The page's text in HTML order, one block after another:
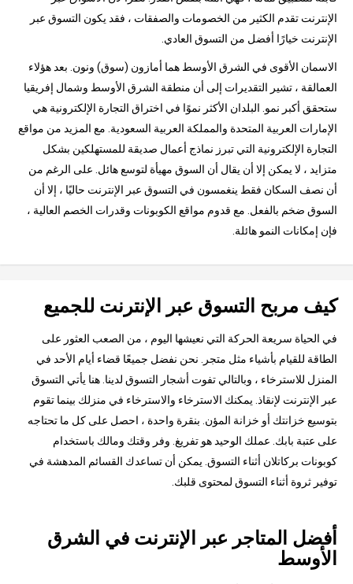
الإنترنت تقدم الكثير من الخصومات والصفقات ، فقد يكون التسوق عبر
الإنترنت خيارًا أفضل من التسوق العادي.
الاسمان الأقوى في الشرق الأوسط هما أمازون (سوق) ونون. بعد هؤلاء
العمالقة ، تشير التقديرات إلى أن منطقة الشرق الأوسط وشمال إفريقيا
ستحقق أكبر نمو. البلدان الأكثر نموًا في اختراق التجارة الإلكترونية هي
الإمارات العربية المتحدة والمملكة العربية السعودية. مع المزيد من مواقع
التجارة الإلكترونية التي تبرز نماذج أعمال صديقة للمستهلكين بشكل
متزايد ، لا يمكن إلا أن يقال أن السوق مهيأة لتوسع هائل. على الرغم من
أن نصف السكان فقط ينغمسون في التسوق عبر الإنترنت حاليًا ، إلا أن
السوق ضخم بالفعل. مع قدوم مواقع الكوبونات وقدرات الخصم العالية ،
فإن إمكانات النمو هائلة.
كيف مربح التسوق عبر الإنترنت للجميع
في الحياة سريعة الحركة التي نعيشها اليوم ، من الصعب العثور على
الطاقة للقيام بأشياء مثل متجر. نحن نفضل جميعًا قضاء أيام الأحد في
المنزل للاسترخاء ، وبالتالي تفوت أشجار التسوق لدينا. هنا يأتي التسوق
عبر الإنترنت لإنقاذ. يمكنك الاسترخاء والاسترخاء في منزلك بينما تقوم
بتوسيع خزانتك أو خزانة المؤن. بنقرة واحدة ، احصل على كل ما تحتاجه
على عتبة بابك. عملك الوحيد هو تفريغ. وفر وقتك ومالك باستخدام
كوبونات بركاتلان أثناء التسوق. يمكن أن تساعدك القسائم المدهشة في
توفير ثروة أثناء التسوق لمحتوى قلبك.
أفضل المتاجر عبر الإنترنت في الشرق
الأوسط